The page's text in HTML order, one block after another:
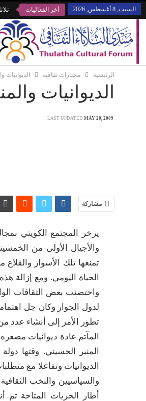
السبت, 8 أغسطس, 2026 أخر الفعاليات
الرئيسية مختارات ثقافية الديوانيات
الديوانيات
LAST UPDATED MAY 20, 2009
مشاركة
يزخر المجتمع الكويتي
والأجيال الأولى من
تمنعها تلك الأسوار
الحياة اليومي. ومع إزالة
واحتضنت بعض الثقافات
لدول الجوار وكان جل
تطور الأمر إلى أنشاء عدد
المآتم عادة ديوانيات
المنبر الحسيني. وقتها
الديوانيات وتفاعلا مع
والسياسيين والنخب
أطار الحريات المتاحة تم